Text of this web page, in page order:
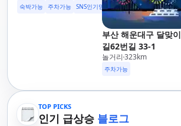
숙박가능 주차가능 SNS인기명소
부산 해운대구 달맞이
길62번길 33-1
놀거리 323km
주차가능
TOP PICKS
인기 급상승 블로그